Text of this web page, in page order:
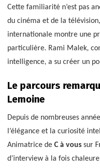
Cette familiarité n’est pas
du cinéma et de la
internationale montre une
particulière. Rami Malek,
intelligence, a su créer un
Le parcours
Lemoine
Depuis de nombreuses
l’élégance et la curiosité
Animatrice de C à vous sur
d’interview à la fois